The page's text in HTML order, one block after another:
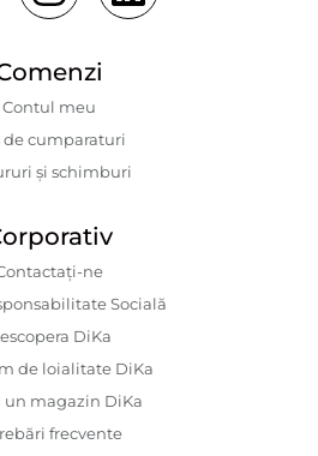
Contul meu
de cumparaturi
și schimburi
ne
Socială
DiKa
de loialitate DiKa
un magazin DiKa
frecvente